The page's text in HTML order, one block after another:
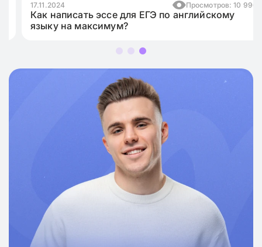
17.11.2024 Просмотров: 10 996
Как написать эссе для ЕГЭ по английскому
языку на максимум?